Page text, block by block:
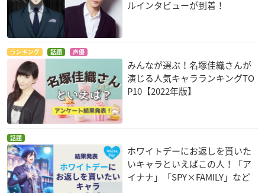
ルインタビューが到着！
ランキング 話題 声優
みんなが選ぶ！名塚佳織さんが
演じる人気キャラランキングTO
P10【2022年版】
話題
ホワイトデーにお返しを貰いた
いキャラといえばこの人！「ア
イナナ」「SPY×FAMILY」など